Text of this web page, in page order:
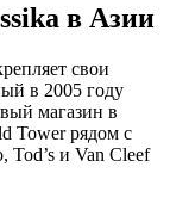
в Азии
свои
в 2005 году
магазин в
Tower рядом с
и Van Cleef